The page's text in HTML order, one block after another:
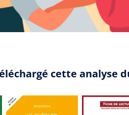
cette analyse